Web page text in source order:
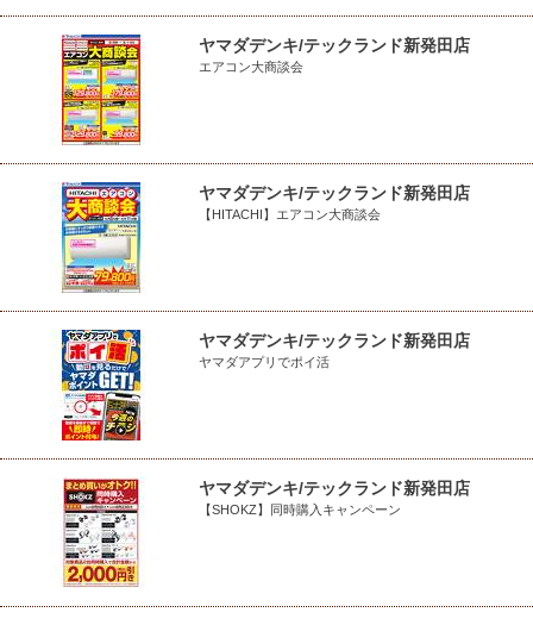
ヤマダデンキ/テックランド新発田店
エアコン大商談会
ヤマダデンキ/テックランド新発田店
【HITACHI】エアコン大商談会
ヤマダデンキ/テックランド新発田店
ヤマダアプリでポイ活
ヤマダデンキ/テックランド新発田店
【SHOKZ】同時購入キャンペーン